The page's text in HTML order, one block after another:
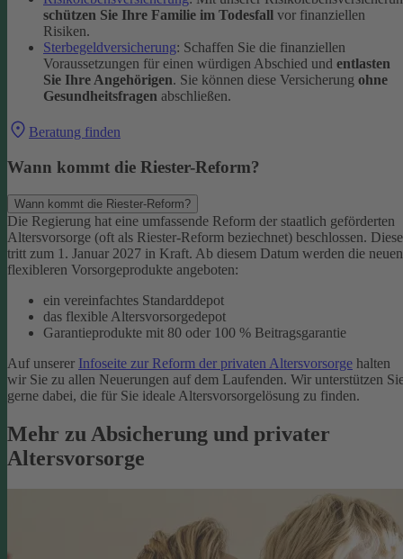
schützen Sie Ihre Familie im Todesfall vor finanziellen
Risiken.
Sterbegeldversicherung: Schaffen Sie die finanziellen
Voraussetzungen für einen würdigen Abschied und entlasten
Sie Ihre Angehörigen. Sie können diese Versicherung ohne
Gesundheitsfragen abschließen.
Beratung finden
Wann kommt die Riester-Reform?
Wann kommt die Riester-Reform?
Die Regierung hat eine umfassende Reform der staatlich geförderten
Altersvorsorge (oft als Riester-Reform beziechnet) beschlossen. Diese
tritt zum 1. Januar 2027 in Kraft. Ab diesem Datum werden die
flexibleren Vorsorgeprodukte angeboten:
ein vereinfachtes Standarddepot
das flexible Altersvorsorgedepot
Garantieprodukte mit 80 oder 100 % Beitragsgarantie
Auf unserer Infoseite zur Reform der privaten Altersvorsorge halten
wir Sie zu allen Neuerungen auf dem Laufenden. Wir unterstützen
gerne dabei, die für Sie ideale Altersvorsorgelösung zu finden.
Mehr zu Absicherung und privater
Altersvorsorge